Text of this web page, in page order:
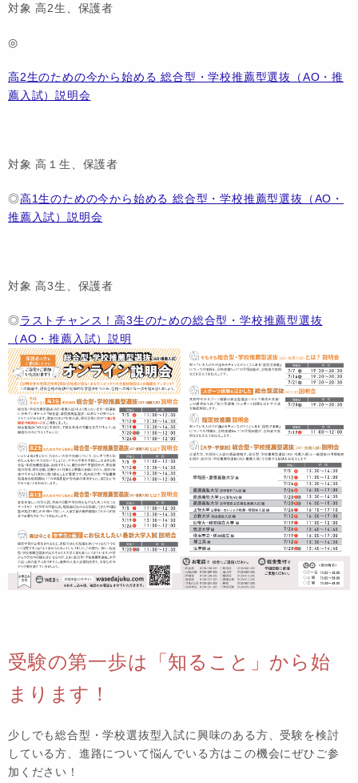
対象 高2生、保護者
◎
高2生のための今から始める 総合型・学校推薦型選抜（AO・推
薦入試）説明会
対象 高１生、保護者
◎高1生のための今から始める 総合型・学校推薦型選抜（AO・
推薦入試）説明会
対象 高3生、保護者
◎ラストチャンス！高3生のための総合型・学校推薦型選抜
（AO・推薦入試）説明
受験の第一歩は「知ること」から始
まります！
少しでも総合型・学校選抜型入試に興味のある方、受験を検討
している方、進路について悩んでいる方はこの機会にぜひご参
加ください！